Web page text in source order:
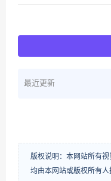
最近更新
版权说明：本网站所有视
均由本网站或版权所有